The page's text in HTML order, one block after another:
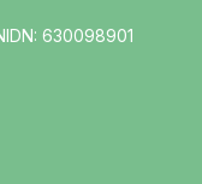
630098901